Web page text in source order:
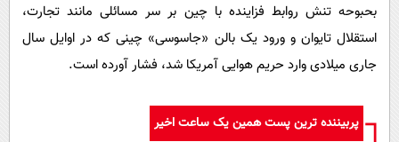
بحبوحه تنش روابط فزاینده با چین بر سر مسائلی مانند تجارت،
استقلال تایوان و ورود یک بالن «جاسوسی» چینی که در اوایل سال
جاری میلادی وارد حریم هوایی آمریکا شد، فشار آورده است.
پربیننده ترین پست همین یک ساعت اخیر